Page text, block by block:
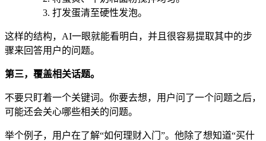
打发蛋清至硬性发泡。
这样的结构，AI一眼就能看明白，并且很容易提取其中的步
骤来回答用户的问题。
第三，覆盖相关话题。
不要只盯着一个关键词。你要去想，用户问了一个问题之后，
可能还会关心哪些相关的问题。
举个例子，用户在了解“如何理财入门”。他除了想知道“买什